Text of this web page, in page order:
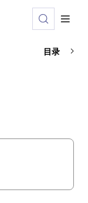
index is
目录